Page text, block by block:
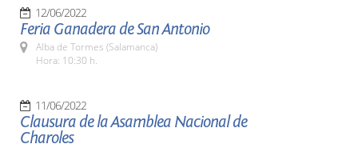
12/06/2022
Feria Ganadera de San Antonio
Alba de Tormes (Salamanca)
Hora: 10:30 h.
11/06/2022
Clausura de la Asamblea Nacional de
Charoles